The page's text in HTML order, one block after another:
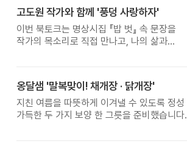
고도원 작가와 함께 '풍덩 사랑하자'
이번 북토크는 명상시집 『밥 벗』 속 문장을
작가의 목소리로 직접 만나고, 나의 삶과
옹달샘 '말복맞이! 채개장 · 닭개장'
지친 여름을 따뜻하게 이겨낼 수 있도록 정성
가득한 두 가지 보양 한 그릇을 준비했습니다.